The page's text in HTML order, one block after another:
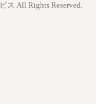
ス All Rights Reserved.